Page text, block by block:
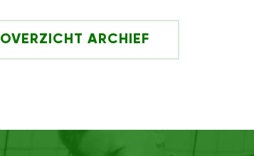
OVERZICHT ARCHIEF